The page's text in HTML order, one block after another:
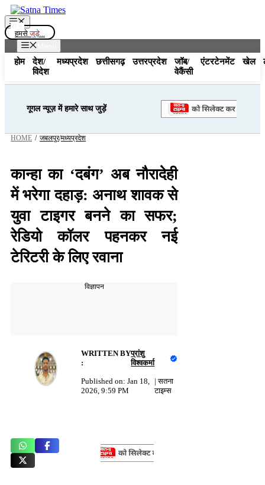
Skip
to
content
Menu
हमसे जुड़े...
होम
देश/
विदेश
मध्यप्रदेश छत्तीसगढ़ उत्तरप्रदेश
जॉब/
वेकैंसी
एंटरटेनमेंट खेल
गूगल न्यूज़ में हमारे साथ जुड़ें
HOME / जबलपुर/मध्यप्रदेश
कान्हा का ‘दबंग’ अब नौरादेही
में भरेगा दहाड़: अनाथ शावक से
युवा टाइगर बनने का सफर;
रेडियो कॉलर पहनकर नई
टेरिटरी के लिए रवाना
विज्ञापन
WRITTEN BY
:
प्रांशु
विश्वकर्मा
Published on: Jan 18,
2026, 9:59 PM
|सतना
टाइम्स